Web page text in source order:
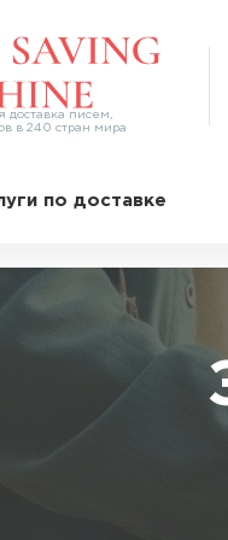
доставка писем,
в 240 стран мира
по доставке
доставка
доставка в
сервисы
специальных